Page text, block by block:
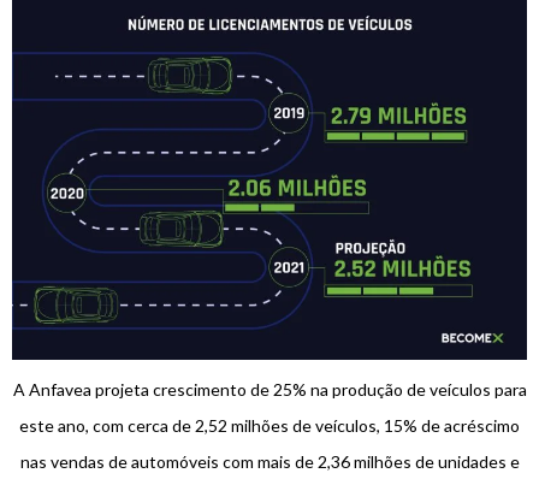
A Anfavea projeta crescimento de 25% na produção de veículos para
este ano, com cerca de 2,52 milhões de veículos, 15% de acréscimo
nas vendas de automóveis com mais de 2,36 milhões de unidades e